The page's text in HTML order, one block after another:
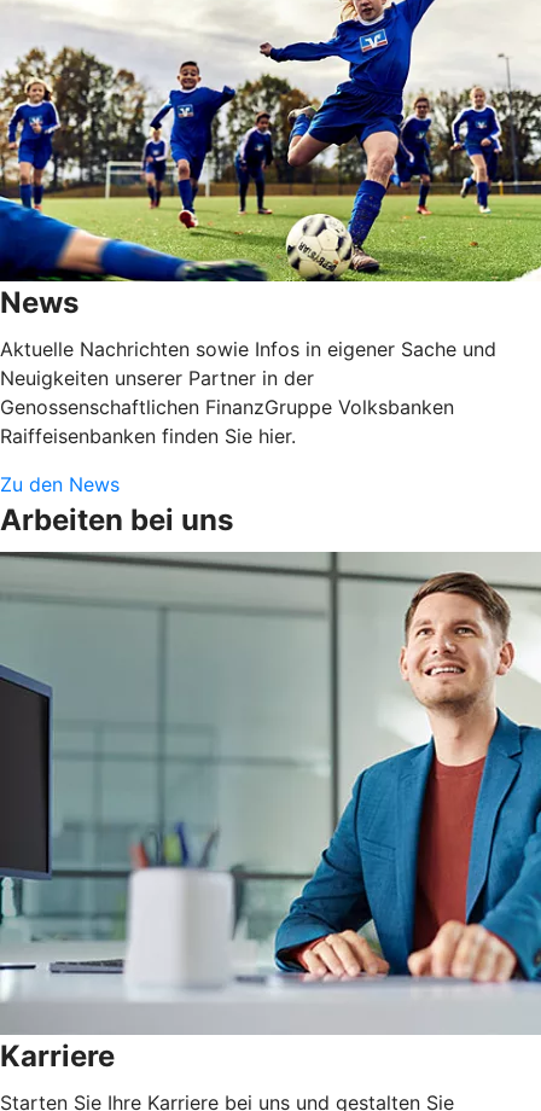
News
Aktuelle Nachrichten sowie Infos in eigener Sache und
Neuigkeiten unserer Partner in der
Genossenschaftlichen FinanzGruppe Volksbanken
Raiffeisenbanken finden Sie hier.
Zu den News
Arbeiten bei uns
Karriere
Starten Sie Ihre Karriere bei uns und gestalten Sie